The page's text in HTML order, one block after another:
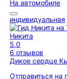
На автомобиле
индивидуальная
Никита
5,0
6 отзывов
Дикое сердце
Отправиться на